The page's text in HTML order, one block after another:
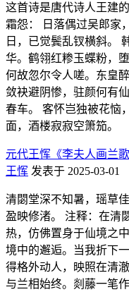
这首诗是唐代诗人王建
霜怨： 日落偶过吴郎家
日，已觉鬓乱钗横斜。
华。鹤翎红糁玉蝶粉，
何故忽尔令人嗟。东皇
敛袂避阴惨，驻颜何有
春车。 客怀岂独被花恼
面，酒楼寂寂空箫笳。
元代王恽《李夫人画兰
王恽 发表于 2025-03-01
清閟堂深不知暑，瑶草
盈映修渚。 注释：在清
热，仿佛置身于仙境之
境中的邂逅。当我折下
得格外动人，映照在清
与兰相始终。剡藤一笔